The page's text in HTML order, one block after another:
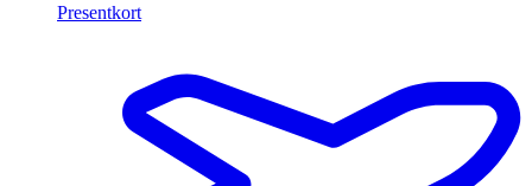
Presentkort